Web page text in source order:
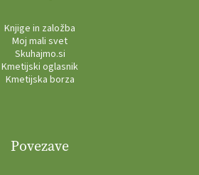
Knjige in založba
Moj mali svet
Skuhajmo.si
Kmetijski oglasnik
Kmetijska borza
Povezave